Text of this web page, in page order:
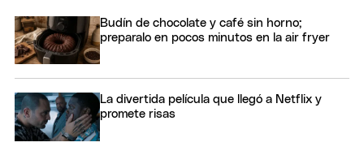
Budín de chocolate y café sin horno;
preparalo en pocos minutos en la air fryer
La divertida película que llegó a Netflix y
promete risas